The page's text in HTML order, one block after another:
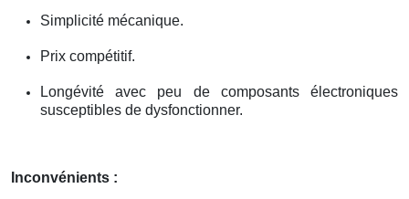
Simplicité mécanique.
Prix compétitif.
Longévité avec peu de composants électroniques
susceptibles de dysfonctionner.
Inconvénients :